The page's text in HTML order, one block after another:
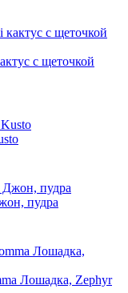
с щеточкой
пудра
Лошадка, Zephyr